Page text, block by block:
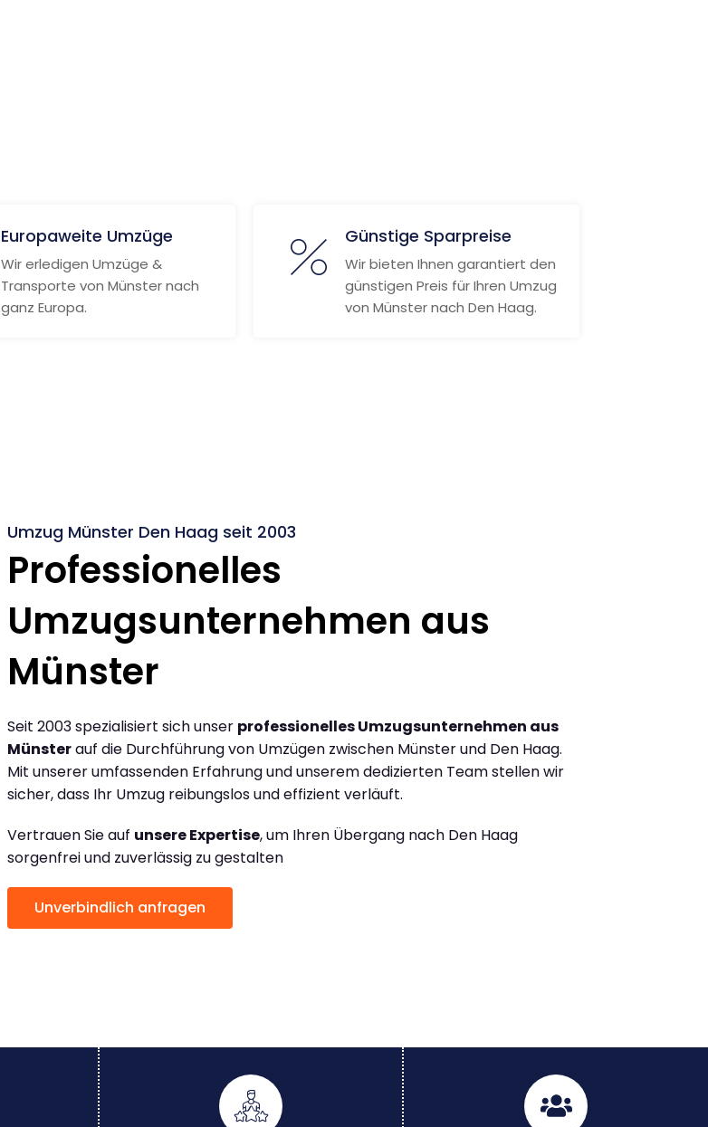
Europaweite Umzüge
Wir erledigen Umzüge &
Transporte von Münster nach
ganz Europa.
Günstige Sparpreise
Wir bieten Ihnen garantiert den
günstigen Preis für Ihren Umzug
von Münster nach Den Haag.
Umzug Münster Den Haag seit 2003
Professionelles
Umzugsunternehmen aus
Münster
Seit 2003 spezialisiert sich unser professionelles Umzugsunternehmen aus
Münsterauf die Durchführung von Umzügen zwischen Münster und Den Haag.
Mit unserer umfassenden Erfahrung und unserem dedizierten Team stellen wir
sicher, dass Ihr Umzug reibungslos und effizient verläuft.
Vertrauen Sie auf unsere Expertise, um Ihren Übergang nach Den Haag
sorgenfrei und zuverlässig zu gestalten
Unverbindlich anfragen